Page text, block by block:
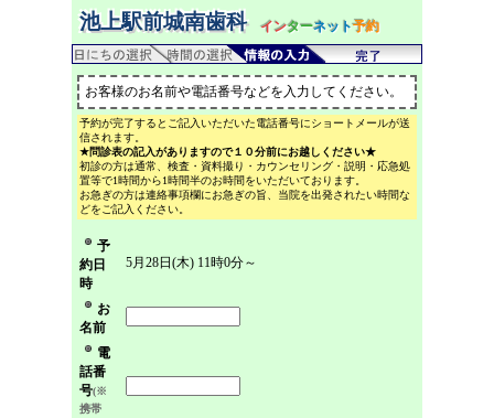
池上駅前城南歯科 インターネット予約
お客様のお名前や電話番号などを入力してください。
予約が完了するとご記入いただいた電話番号にショートメールが送
信されます。
★問診表の記入がありますので１０分前にお越しください★
初診の方は通常、検査・資料撮り・カウンセリング・説明・応急処
置等で1時間から1時間半のお時間をいただいております。
お急ぎの方は連絡事項欄にお急ぎの旨、当院を出発されたい時間な
どをご記入ください。
予
約日
時
5月28日(木) 11時0分～
お
名前
電
話番
号(※
携帯